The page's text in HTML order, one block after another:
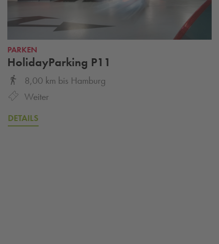
PARKEN
HolidayParking P11
8,00 km bis Hamburg
Weiter
DETAILS